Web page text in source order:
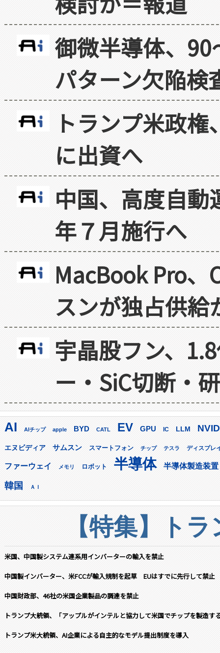
御微半導体、
パターン欠陥検
トランプ米政
に出資へ
中国、高度自
年７月施行へ
MacBook Pro
スンが独占供給
宇晶股フン、
ー・SiC切断・
AI AIチップ apple BYD CATL EV GPU IC LLM
エヌビディア サムスン スマートフォン チップ テスラ ディスプレ
ファーウェイ メモリ ロボット 半導体 半導体製造装置
韓国 ＡＩ
【特集】ト
米国、中国製システム連系用インバーターの輸入を禁止
中国製インバーター、米FCCが輸入規制を起草 EUはすでに先行して禁止
中国財政部、46社の米国企業製品の調達を禁止
トランプ大統領、「アップルがインテルと協力して米国でチップを製造す
トランプ米大統領、AI企業による自主的なモデル提出制度を導入